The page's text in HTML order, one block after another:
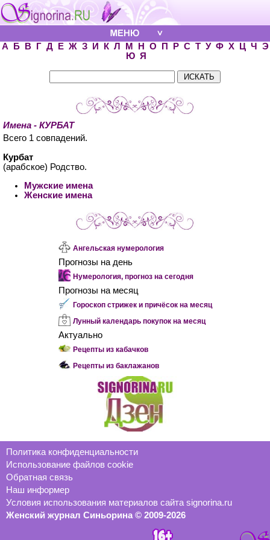
А Б В Г Д Е Ж З И К Л М Н О П Р С Т У Ф Х Ц Ч
Э
Ю Я
Имена - КУРБАТ
Всего 1 совпадений.
Курбат
(арабское) Родство.
Мужские имена
Женские имена
Ангельская нумерология
Прогнозы на день
Нумерология, прогноз на сегодня
Прогнозы на месяц
Гороскоп стрижек и причёсок на месяц
Лунный календарь покупок на месяц
Актуально
Рецепты из кабачков
Рецепты из баклажанов
Политика конфиденциальности
Использование файлов cookie
Обратная связь
Наш информер
Условия использования материалов сайта signorina.ru
Женский журнал Синьорина © 2009-2026